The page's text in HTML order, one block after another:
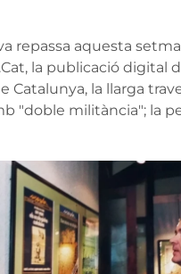
repassa aquesta
la publicació digital
Catalunya, la llarga
"doble militància"; la